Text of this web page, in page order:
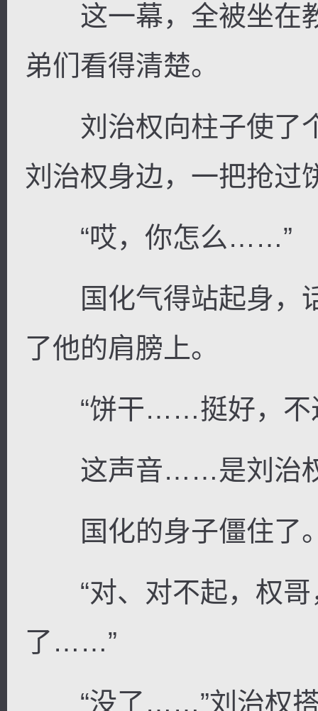
这一幕，全被坐在
弟们看得清楚。
刘治权向柱子使了
刘治权身边，一把抢过
“哎，你怎么……”
国化气得站起身，
了他的肩膀上。
“饼干……挺好，不
这声音……是刘治
国化的身子僵住了
“对、对不起，权哥
了……”
“没了……”刘治权搭